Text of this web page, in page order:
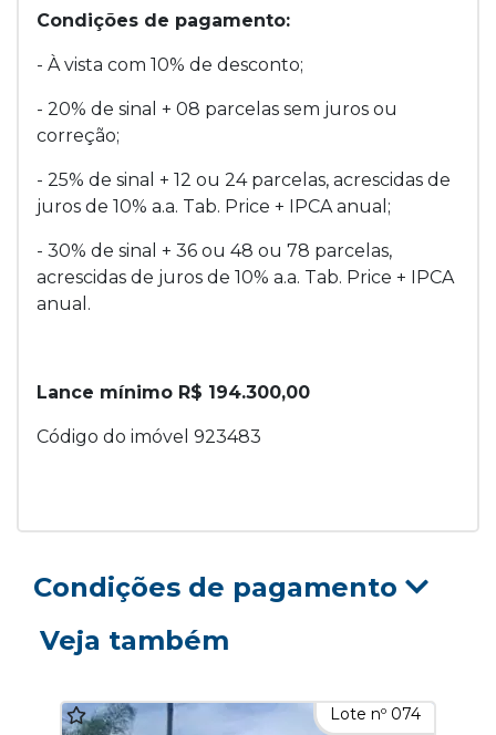
Condições de pagamento:
- À vista com 10% de desconto;
- 20% de sinal + 08 parcelas sem juros ou
correção;
- 25% de sinal + 12 ou 24 parcelas, acrescidas de
juros de 10% a.a. Tab. Price + IPCA anual;
- 30% de sinal + 36 ou 48 ou 78 parcelas,
acrescidas de juros de 10% a.a. Tab. Price + IPCA
anual.
Lance mínimo R$ 194.300,00
Código do imóvel 923483
Condições de pagamento
Veja também
Lote nº 074